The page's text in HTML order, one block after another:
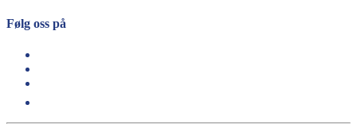
Følg oss på